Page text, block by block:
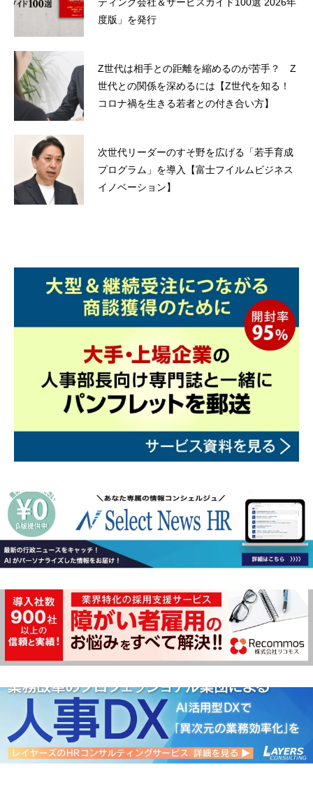
度版」を発行
Z世代は相手との距離を縮めるのが苦手？ Z
世代との関係を深めるには【Z世代を知る！
コロナ禍を生きる若者との付き合い方】
次世代リーダーのすそ野を広げる「若手育成
プログラム」を導入【富士フイルムビジネス
イノベーション】